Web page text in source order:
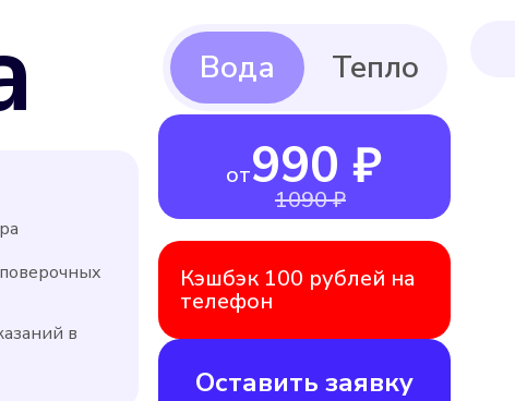
в
от990 ₽
1090 ₽
Кэшбэк 100 рублей на
телефон
Оставить заявку